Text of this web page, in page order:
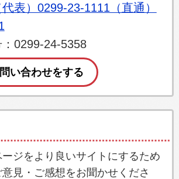
代表）0299-23-1111（直通）
0299-24-5358
い合わせをする
ジをより良いサイトにするため
見・ご感想をお聞かせくださ